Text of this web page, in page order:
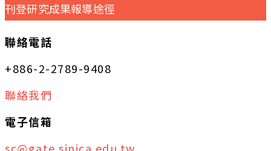
刊登研究成果報導途徑
聯絡電話
+886-2-2789-9408
聯絡我們
電子信箱